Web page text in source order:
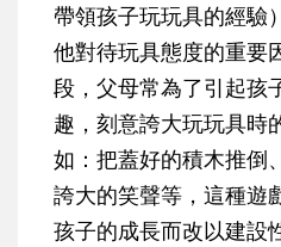
帶領孩子玩玩具的經驗
他對待玩具態度的重要
段，父母常為了引起孩
趣，刻意誇大玩玩具時
如：把蓋好的積木推倒
誇大的笑聲等，這種遊
孩子的成長而改以建設